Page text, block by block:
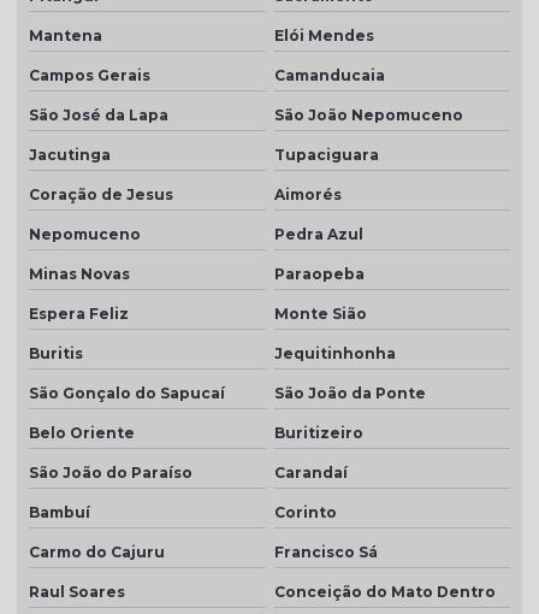
Mantena Elói Mendes
Campos Gerais Camanducaia
São José da Lapa São João Nepomuceno
Jacutinga Tupaciguara
Coração de Jesus Aimorés
Nepomuceno Pedra Azul
Minas Novas Paraopeba
Espera Feliz Monte Sião
Buritis Jequitinhonha
São Gonçalo do Sapucaí São João da Ponte
Belo Oriente Buritizeiro
São João do Paraíso Carandaí
Bambuí Corinto
Carmo do Cajuru Francisco Sá
Raul Soares Conceição do Mato Dentro